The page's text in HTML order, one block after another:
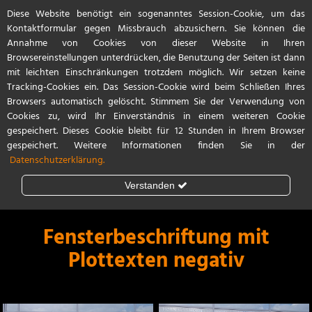
Start Referenzen Kontakt / Anfahrt
Teilfolierung
Fensterbeschriftung mit
Plottexten negativ
Diese Website benötigt ein sogenanntes Session-Cookie, um das
Kontaktformular gegen Missbrauch abzusichern. Sie können die
Annahme von Cookies von dieser Website in Ihren
Browsereinstellungen unterdrücken, die Benutzung der Seiten ist dann
mit leichten Einschränkungen trotzdem möglich. Wir setzen keine
Tracking-Cookies ein. Das Session-Cookie wird beim Schließen Ihres
Browsers automatisch gelöscht. Stimmem Sie der Verwendung von
Cookies zu, wird Ihr Einverständnis in einem weiteren Cookie
gespeichert. Dieses Cookie bleibt für 12 Stunden in Ihrem Browser
gespeichert. Weitere Informationen finden Sie in der
Datenschutzerklärung.
Verstanden